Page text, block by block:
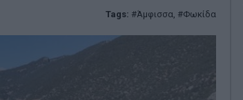
Tags: Άμφισσα, Φωκίδα